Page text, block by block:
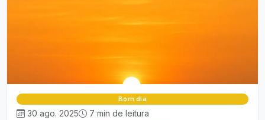
Bom dia
30 ago. 2025 7 min de leitura